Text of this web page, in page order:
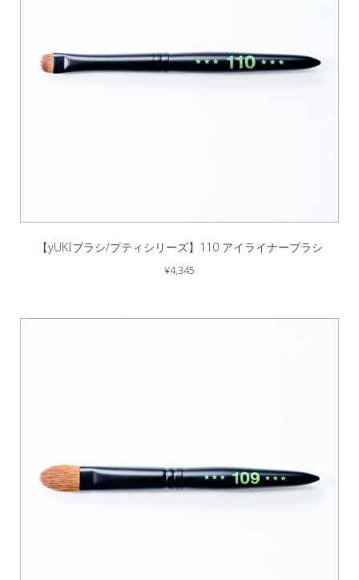
【yUKIブラシ/プティシリーズ】110 アイライナーブラシ
¥4,345